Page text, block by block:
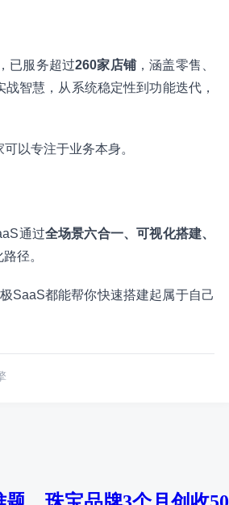
已服务超过260家店铺，涵盖零售、
智慧，从系统稳定性到功能迭代，
以专注于业务本身。
通过全场景六合一、可视化搭建、
径。
SaaS都能帮你快速搭建起属于自己